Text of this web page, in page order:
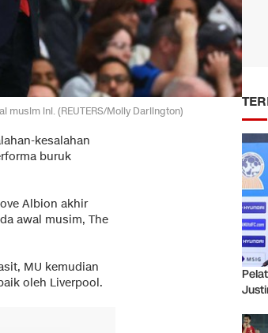
ini. (REUTERS/Molly Darlington)
kesalahan
buruk
Albion akhir
awal musim, The
MU kemudian
oleh Liverpool.